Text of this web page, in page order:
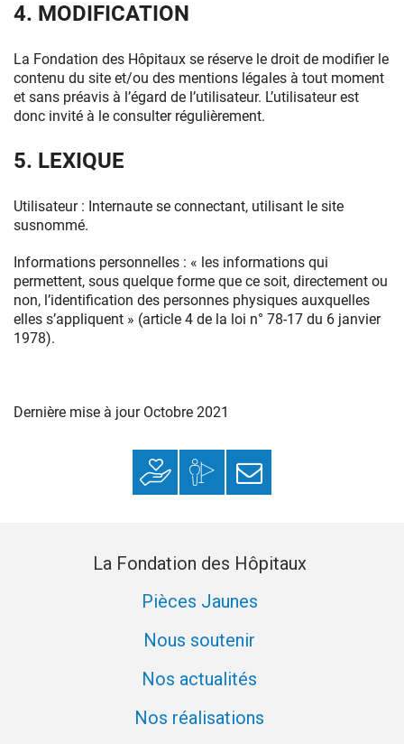
4. MODIFICATION
La Fondation des Hôpitaux se réserve le droit de modifier le
contenu du site et/ou des mentions légales à tout moment
et sans préavis à l’égard de l’utilisateur. L’utilisateur est
donc invité à le consulter régulièrement.
5. LEXIQUE
Utilisateur : Internaute se connectant, utilisant le site
susnommé.
Informations personnelles : « les informations qui
permettent, sous quelque forme que ce soit, directement ou
non, l’identification des personnes physiques auxquelles
elles s’appliquent » (article 4 de la loi n° 78-17 du 6 janvier
1978).
Dernière mise à jour Octobre 2021
Faire un donMon espace
donateur
S’inscrire à la
newsletter
La Fondation des Hôpitaux
Pièces Jaunes
Nous soutenir
Nos actualités
Nos réalisations